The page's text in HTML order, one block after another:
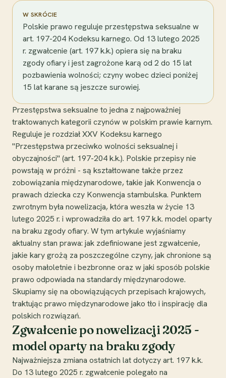
W SKRÓCIE
Polskie prawo reguluje przestępstwa seksualne w
art. 197-204 Kodeksu karnego. Od 13 lutego 2025
r. zgwałcenie (art. 197 k.k.) opiera się na braku
zgody ofiary i jest zagrożone karą od 2 do 15 lat
pozbawienia wolności; czyny wobec dzieci poniżej
15 lat karane są jeszcze surowiej.
Przestępstwa seksualne to jedna z najpoważniej
traktowanych kategorii czynów w polskim prawie karnym.
Reguluje je rozdział XXV Kodeksu karnego
"Przestępstwa przeciwko wolności seksualnej i
obyczajności" (art. 197-204 k.k.). Polskie przepisy nie
powstają w próżni - są kształtowane także przez
zobowiązania międzynarodowe, takie jak Konwencja o
prawach dziecka czy Konwencja stambulska. Punktem
zwrotnym była nowelizacja, która weszła w życie 13
lutego 2025 r. i wprowadziła do art. 197 k.k. model oparty
na braku zgody ofiary. W tym artykule wyjaśniamy
aktualny stan prawa: jak zdefiniowane jest zgwałcenie,
jakie kary grożą za poszczególne czyny, jak chronione są
osoby małoletnie i bezbronne oraz w jaki sposób polskie
prawo odpowiada na standardy międzynarodowe.
Skupiamy się na obowiązujących przepisach krajowych,
traktując prawo międzynarodowe jako tło i inspirację dla
polskich rozwiązań.
Zgwałcenie po nowelizacji 2025 -
model oparty na braku zgody
Najważniejsza zmiana ostatnich lat dotyczy art. 197 k.k.
Do 13 lutego 2025 r. zgwałcenie polegało na